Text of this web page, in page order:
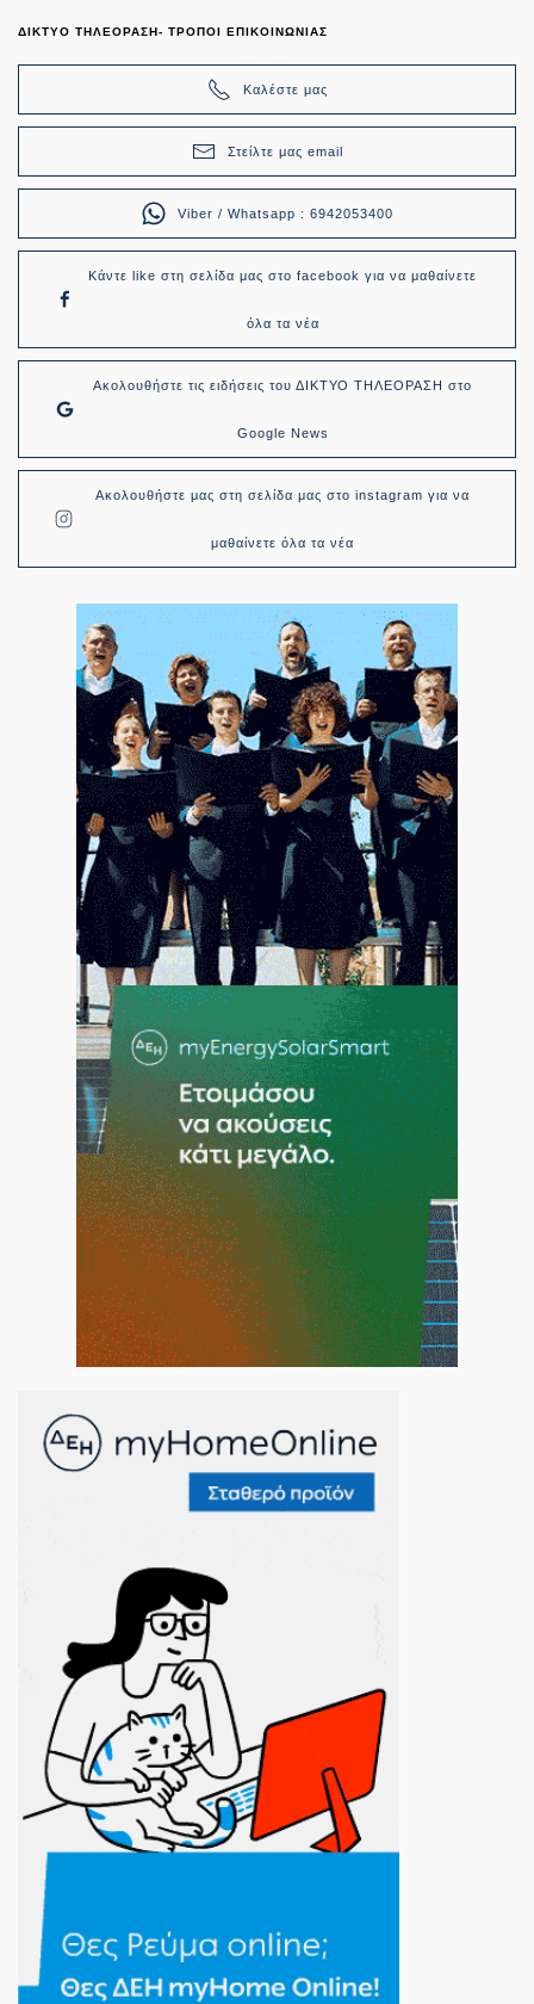
ΔΙΚΤΥΟ ΤΗΛΕΟΡΑΣΗ- ΤΡΟΠΟΙ ΕΠΙΚΟΙΝΩΝΙΑΣ
Καλέστε μας
Στείλτε μας email
Viber / Whatsapp : 6942053400
Κάντε like στη σελίδα μας στο facebook για να μαθαίνετε
όλα τα νέα
Ακολουθήστε τις ειδήσεις του ΔΙΚΤΥΟ ΤΗΛΕΟΡΑΣΗ στο
Google News
Ακολουθήστε μας στη σελίδα μας στο instagram για να
μαθαίνετε όλα τα νέα